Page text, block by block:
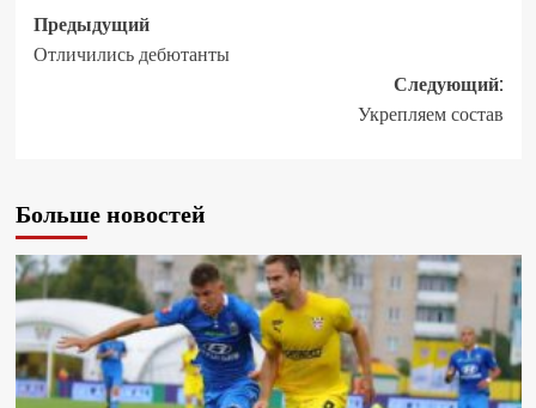
Предыдущий
Отличились дебютанты
Следующий:
Укрепляем состав
Больше новостей